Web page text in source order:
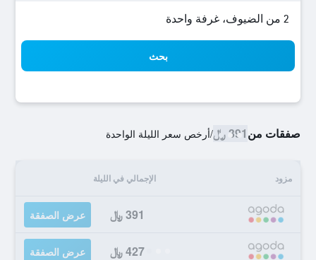
2 من الضيوف، غرفة واحدة
بحث
صفقات من391 ﷼ /أرخص سعر الليلة الواحدة
مزود الإجمالي في الليلة
391 ﷼ عرض الصفقة
427 ﷼ عرض الصفقة